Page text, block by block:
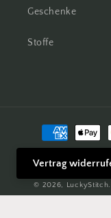
Geschenke
Stoffe
© 2026,
Vertrag